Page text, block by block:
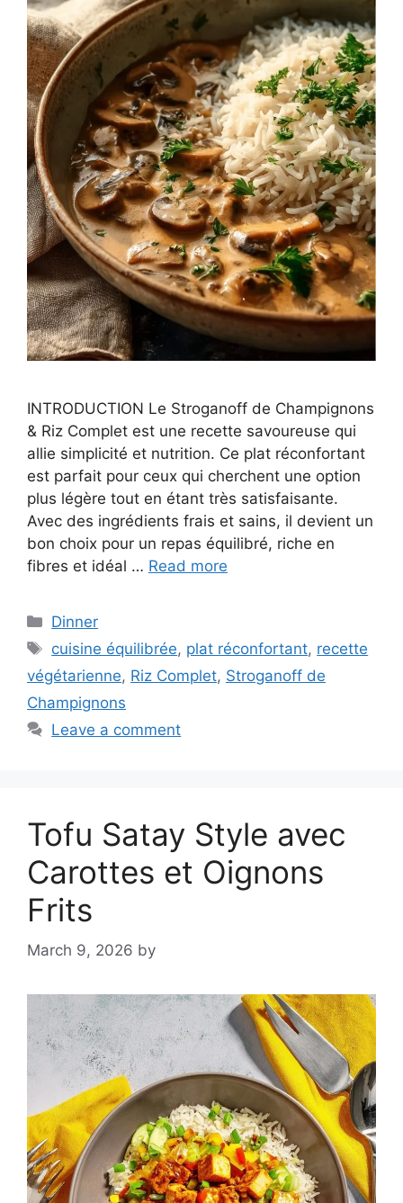
INTRODUCTION Le Stroganoff de Champignons
& Riz Complet est une recette savoureuse qui
allie simplicité et nutrition. Ce plat réconfortant
est parfait pour ceux qui cherchent une option
plus légère tout en étant très satisfaisante.
Avec des ingrédients frais et sains, il devient un
bon choix pour un repas équilibré, riche en
fibres et idéal … Read more
Categories
Dinner
Tags
cuisine équilibrée, plat réconfortant, recette
végétarienne, Riz Complet, Stroganoff de
Champignons
Leave a comment
Tofu Satay Style avec
Carottes et Oignons
Frits
March 9, 2026 by